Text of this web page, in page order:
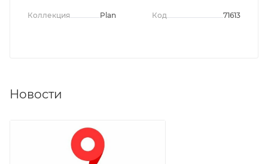
Коллекция Plan Код 71613
Новости